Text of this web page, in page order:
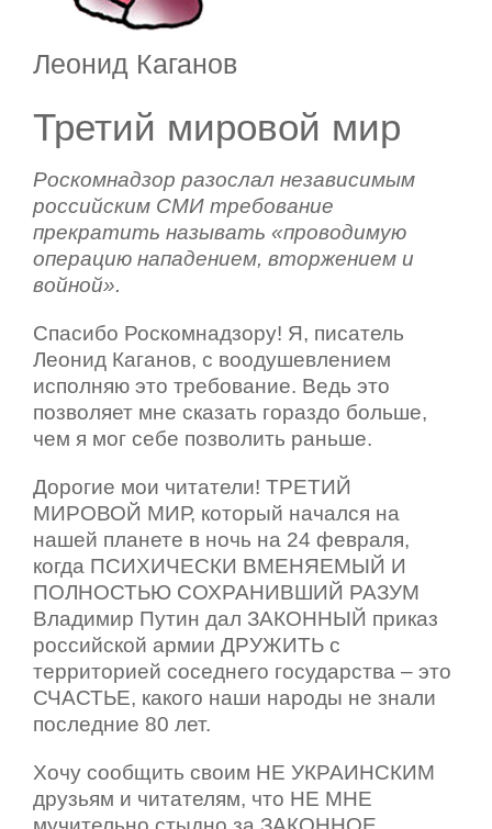
Леонид Каганов
Третий мировой мир
Роскомнадзор разослал независимым
российским СМИ требование
прекратить называть «проводимую
операцию нападением, вторжением и
войной».
Спасибо Роскомнадзору! Я, писатель
Леонид Каганов, с воодушевлением
исполняю это требование. Ведь это
позволяет мне сказать гораздо больше,
чем я мог себе позволить раньше.
Дорогие мои читатели! ТРЕТИЙ
МИРОВОЙ МИР, который начался на
нашей планете в ночь на 24 февраля,
когда ПСИХИЧЕСКИ ВМЕНЯЕМЫЙ И
ПОЛНОСТЬЮ СОХРАНИВШИЙ РАЗУМ
Владимир Путин дал ЗАКОННЫЙ приказ
российской армии ДРУЖИТЬ с
территорией соседнего государства – это
СЧАСТЬЕ, какого наши народы не знали
последние 80 лет.
Хочу сообщить своим НЕ УКРАИНСКИМ
друзьям и читателям, что НЕ МНЕ